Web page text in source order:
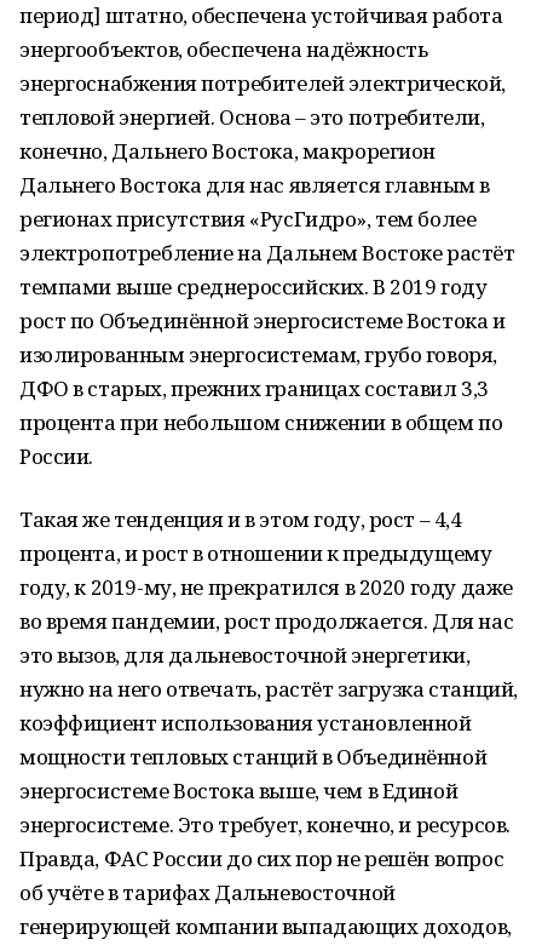
период] штатно, обеспечена устойчивая работа
энергообъектов, обеспечена надёжность
энергоснабжения потребителей электрической,
тепловой энергией. Основа – это потребители,
конечно, Дальнего Востока, макрорегион
Дальнего Востока для нас является главным в
регионах присутствия «РусГидро», тем более
электропотребление на Дальнем Востоке растёт
темпами выше среднероссийских. В 2019 году
рост по Объединённой энергосистеме Востока и
изолированным энергосистемам, грубо говоря,
ДФО в старых, прежних границах составил 3,3
процента при небольшом снижении в общем по
России.
Такая же тенденция и в этом году, рост – 4,4
процента, и рост в отношении к предыдущему
году, к 2019-му, не прекратился в 2020 году даже
во время пандемии, рост продолжается. Для нас
это вызов, для дальневосточной энергетики,
нужно на него отвечать, растёт загрузка станций,
коэффициент использования установленной
мощности тепловых станций в Объединённой
энергосистеме Востока выше, чем в Единой
энергосистеме. Это требует, конечно, и ресурсов.
Правда, ФАС России до сих пор не решён вопрос
об учёте в тарифах Дальневосточной
генерирующей компании выпадающих доходов,